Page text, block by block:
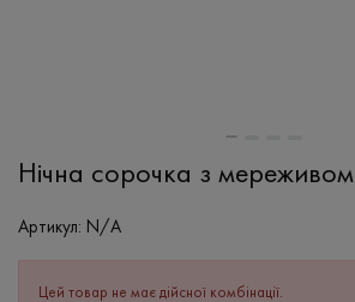
Нічна сорочка з мереживом
Артикул: N/A
Цей товар не має дійсної комбінації.